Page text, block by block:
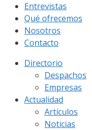
Entrevistas
Qué ofrecemos
Nosotros
Contacto
Directorio
Despachos
Empresas
Actualidad
Artículos
Noticias